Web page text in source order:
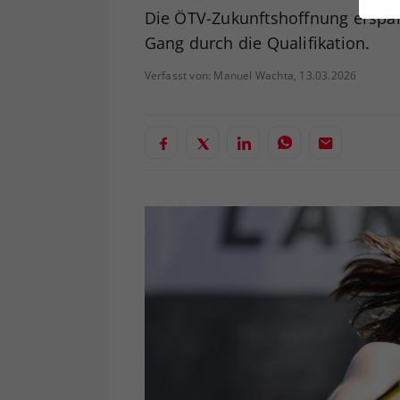
Die ÖTV-Zukunftshoffnung
Gang durch die Qualifikation.
Verfasst von: Manuel Wachta, 13.03.2026